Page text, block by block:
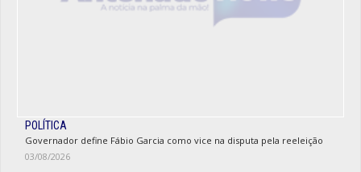
POLÍTICA
Governador define Fábio Garcia como vice na disputa pela reeleição
03/08/2026